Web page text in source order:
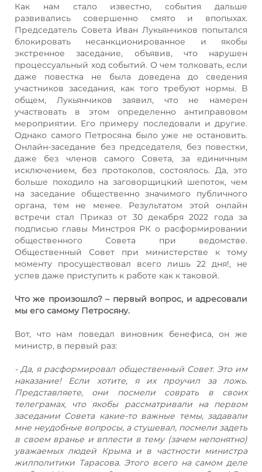
Как нам стало известно, события дальше
развивались совершенно смято и впопыхах.
Председатель Совета Иван Лукьянчиков попытался
блокировать несанкционированное и якобы
экстренное заседание, объявив, что нарушен
процессуальный ход событий. О чем толковать, если
даже повестка не была доведена до сведения
участников заседания, как того требуют нормы. В
общем, Лукьянчиков заявил, что не намерен
участвовать в этом определенно антиправовом
мероприятии. Его примеру последовали и другие.
Однако самого Петросяна было уже не остановить.
Онлайн-заседание без председателя, без повестки,
даже без членов самого Совета, за единичным
исключением, без протоколов, состоялось. Да, это
больше походило на заговорщицкий шепоток, чем
на заседание общественно значимого публичного
органа, тем не менее. Результатом этой онлайн
встречи стал Приказ от 30 декабря 2022 года за
подписью главы Минстроя РК о расформировании
общественного Совета при ведомстве.
Общественный Совет при министерстве к тому
моменту просуществовал всего лишь 22 дня!, не
успев даже приступить к работе как к таковой.
Что же произошло? – первый вопрос, и адресовали
мы его самому Петросяну.
Вот, что нам поведал виновник бенефиса, он же
министр, в первый раз:
- Да, я расформировал общественный Совет. Это им
наказание! Если хотите, я их проучил за ложь.
Представляете, они посмели соврать в своих
телеграмах, что якобы рассматривали на первом
заседании Совета какие-то важные темы, задавали
мне неудобные вопросы, а стушевал, посмели задеть
в своем вранье и вплести в тему (зачем непонятно)
уважаемых людей Крыма и в частности министра
жилполитики Тарасова. Этого всего на самом деле